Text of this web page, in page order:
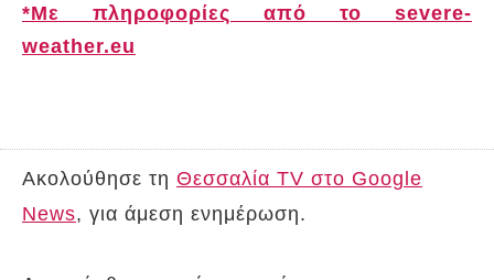
*Με πληροφορίες από το severe-
weather.eu
Ακολούθησε τη Θεσσαλία TV στο Google
News, για άμεση ενημέρωση.